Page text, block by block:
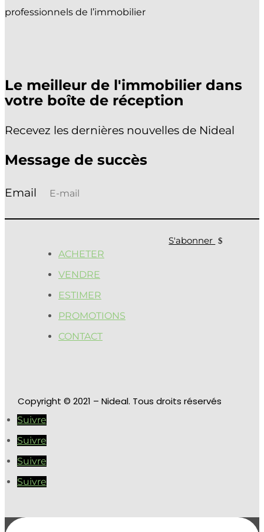
professionnels de l’immobilier
Le meilleur de l'immobilier dans
votre boîte de réception
Recevez les dernières nouvelles de Nideal
Message de succès
S'abonner
ACHETER
VENDRE
ESTIMER
PROMOTIONS
CONTACT
Copyright © 2021 – Nideal. Tous droits réservés
Suivre
Suivre
Suivre
Suivre